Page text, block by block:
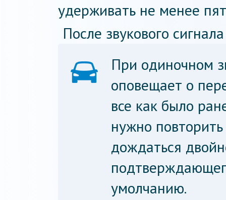
удерживать не менее
После звукового
При одиночном
оповещает о
все как было
нужно
дождаться
умолчанию.